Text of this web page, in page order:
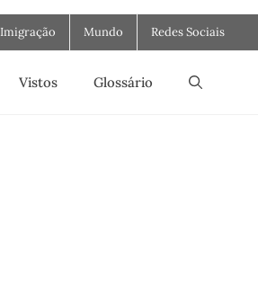
Imigração Mundo Redes Sociais
Vistos Glossário